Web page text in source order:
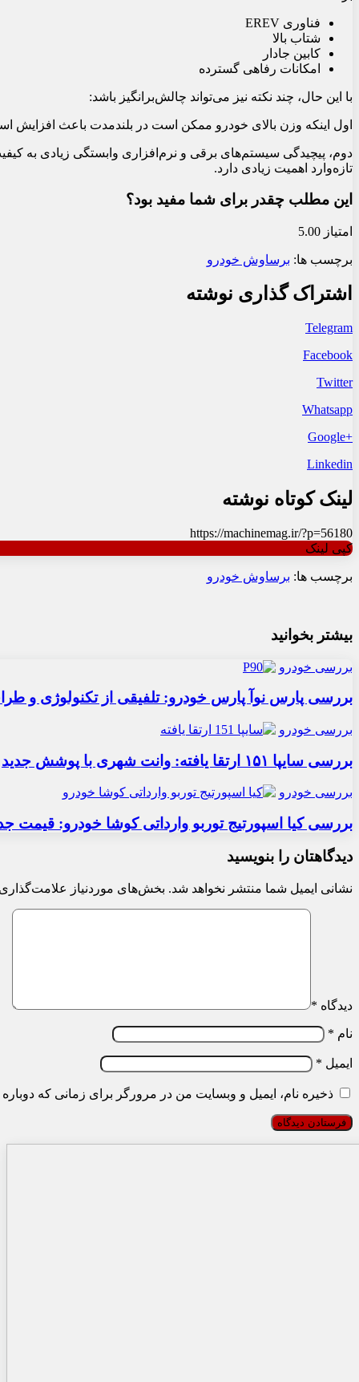
فناوری EREV
شتاب بالا
کابین جادار
امکانات رفاهی گسترده
با این حال، چند نکته نیز می‌تواند چالش‌برانگیز باشد:
اول اینکه وزن بالای خودرو ممکن است در بلندمدت باعث افزایش
دوم، پیچیدگی سیستم‌های برقی و نرم‌افزاری وابستگی زیادی به
تازه‌وارد اهمیت زیادی دارد.
این مطلب چقدر برای شما مفید بود؟
امتیاز 5.00
برچسب ها: برساوش خودرو
اشتراک گذاری نوشته
Telegram
Facebook
Twitter
Whatsapp
+Google
Linkedin
لینک کوتاه نوشته
https://machinemag.ir/?p=56180
کپی لینک
برچسب ها: برساوش خودرو
بیشتر بخوانید
بررسی خودرو
بررسی پارس نوآ پارس خودرو: تلفیقی از تکنولوژی و
بررسی خودرو
بررسی سایپا ۱۵۱ ارتقا یافته: وانت شهری با پوشش جدید
بررسی خودرو
بررسی کیا اسپورتیج توربو وارداتی کوشا خودرو: قیمت
دیدگاهتان را بنویسید
نشانی ایمیل شما منتشر نخواهد شد. بخش‌های موردنیاز
دیدگاه *
نام *
ایمیل *
ذخیره نام، ایمیل و وبسایت من در مرورگر برای زمانی که